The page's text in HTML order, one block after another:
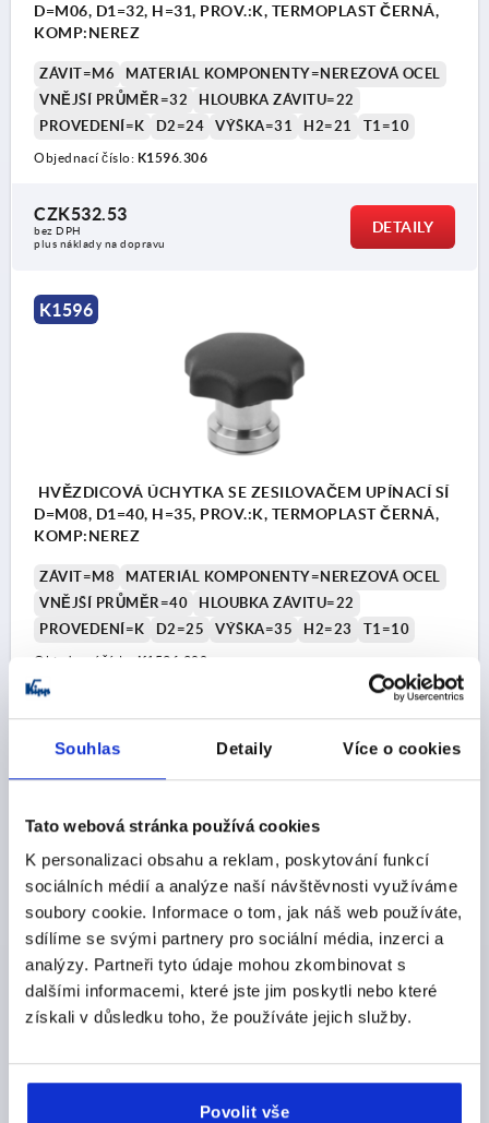
Souhlas Detaily Více o cookies
Tato webová stránka používá cookies
K personalizaci obsahu a reklam, poskytování funkcí
sociálních médií a analýze naší návštěvnosti využíváme
soubory cookie. Informace o tom, jak náš web používáte,
sdílíme se svými partnery pro sociální média, inzerci a
analýzy. Partneři tyto údaje mohou zkombinovat s
dalšími informacemi, které jste jim poskytli nebo které
získali v důsledku toho, že používáte jejich služby.
Povolit vše
D=M06, D1=32, H=31, PROV.:K, TERMOPLAST ČERNÁ,
KOMP:NEREZ
ZÁVIT=M6
MATERIÁL KOMPONENTY=NEREZOVÁ OCEL
VNĚJŠÍ PRŮMĚR=32
HLOUBKA ZÁVITU=22
PROVEDENÍ=K
D2=24 VÝŠKA=31 H2=21 T1=10
Objednací číslo: K1596.306
CZK532.53
bez DPH
plus náklady na dopravu
DETAILY
K1596
HVĚZDICOVÁ ÚCHYTKA SE ZESILOVAČEM UPÍNACÍ SÍ
D=M08, D1=40, H=35, PROV.:K, TERMOPLAST ČERNÁ,
KOMP:NEREZ
ZÁVIT=M8
MATERIÁL KOMPONENTY=NEREZOVÁ OCEL
VNĚJŠÍ PRŮMĚR=40
HLOUBKA ZÁVITU=22
PROVEDENÍ=K
D2=25 VÝŠKA=35 H2=23 T1=10
Objednací číslo: K1596.308
CZK546.55
plus náklady na dopravu
HVĚZDICOVÁ ÚCHYTKA SE ZESILOVAČEM UPÍNACÍ SÍ
D=M10, D1=50, H=42, PROV.:K, TERMOPLAST ČERNÁ,
ZÁVIT=M10
MATERIÁL KOMPONENTY=NEREZOVÁ OCEL
HLOUBKA ZÁVITU=27